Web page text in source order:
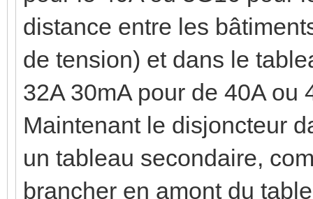
distance entre les
de tension) et dans le
32A 30mA pour de 40A ou
Maintenant le disjoncteur
un tableau secondaire,
brancher en amont du